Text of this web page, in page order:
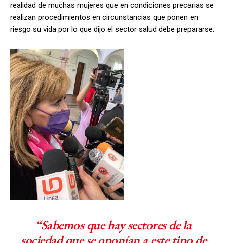
realidad de muchas mujeres que en condiciones precarias se
realizan procedimientos en circunstancias que ponen en
riesgo su vida por lo que dijo el sector salud debe prepararse.
“Sabemos que hay sectores de la